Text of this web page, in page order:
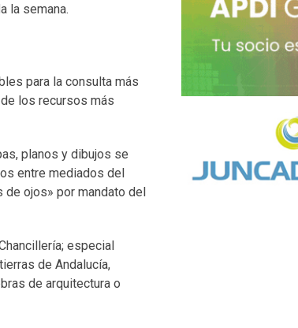
la semana.
para la consulta más
los recursos más
planos y dibujos se
entre mediados del
ojos» por mandato del
especial
de Andalucía,
de arquitectura o